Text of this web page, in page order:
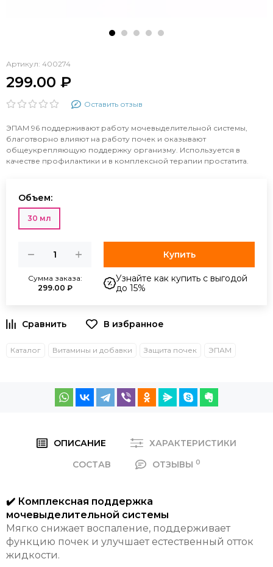
Артикул: 400274
299.00 ₽
Оставить отзыв
ЭПАМ 96 поддерживают работу мочевыделительной системы,
благотворно влияют на работу почек и оказывают
общеукрепляющую поддержку организму. Используется в
качестве профилактики и в комплексной терапии простатита.
Объем:
30 мл
Сумма заказа:
299.00 ₽
Купить
Узнайте как купить с выгодой
до 15%
Каталог Витамины и добавки Защита почек ЭПАМ
ОПИСАНИЕ
ХАРАКТЕРИСТИКИ
СОСТАВ
ОТЗЫВЫ 0
✔️ Комплексная поддержка
мочевыделительной системы
Мягко снижает воспаление, поддерживает
функцию почек и улучшает естественный отток
жидкости.